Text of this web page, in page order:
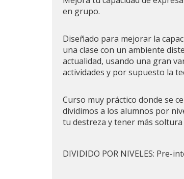
en grupo.
Diseñado para mejorar la
una clase con un ambiente
actualidad, usando una gran
actividades y por supuesto la
Curso muy práctico donde se
dividimos a los alumnos por
tu destreza y tener más
DIVIDIDO POR NIVELES: Pre-